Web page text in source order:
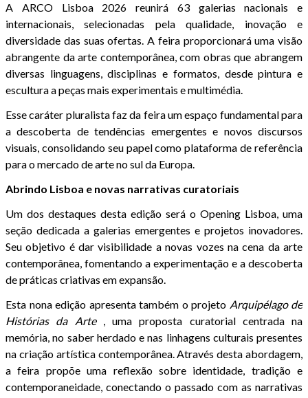
A ARCO Lisboa 2026 reunirá 63 galerias nacionais e
internacionais, selecionadas pela qualidade, inovação e
diversidade das suas ofertas. A feira proporcionará uma visão
abrangente da arte contemporânea, com obras que abrangem
diversas linguagens, disciplinas e formatos, desde pintura e
escultura a peças mais experimentais e multimédia.
Esse caráter pluralista faz da feira um espaço fundamental para
a descoberta de tendências emergentes e novos discursos
visuais, consolidando seu papel como plataforma de referência
para o mercado de arte no sul da Europa.
Abrindo Lisboa e novas narrativas curatoriais
Um dos destaques desta edição será o Opening Lisboa, uma
seção dedicada a galerias emergentes e projetos inovadores.
Seu objetivo é dar visibilidade a novas vozes na cena da arte
contemporânea, fomentando a experimentação e a descoberta
de práticas criativas em expansão.
Esta nona edição apresenta também o projeto Arquipélago de
Histórias da Arte, uma proposta curatorial centrada na
memória, no saber herdado e nas linhagens culturais presentes
na criação artística contemporânea. Através desta abordagem,
a feira propõe uma reflexão sobre identidade, tradição e
contemporaneidade, conectando o passado com as narrativas